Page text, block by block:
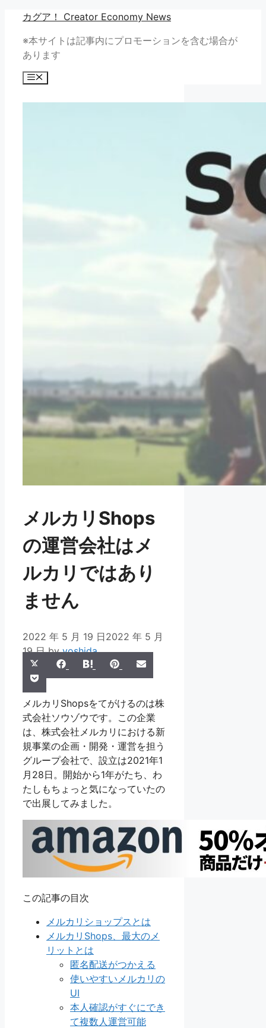
カグア！ Creator Economy News
※本サイトは記事内にプロモーションを含む場合が
あります
メ
メルカリShops
の運営会社はメ
ルカリではあり
ません
2022 年 5 月 19 日2022 年 5 月
19 日 byyoshida
Share
on
(Twitter)
Share
on
Facebook
Share
on
Hatena Share
on
PinterestShare
on
Share
on
Pocket
メルカリShopsをてがけるのは株
式会社ソウゾウです。この企業
は、株式会社メルカリにおける新
規事業の企画・開発・運営を担う
グループ会社で、設立は2021年1
月28日。開始から1年がたち、わ
たしもちょっと気になっていたの
で出展してみました。
この記事の目次
メルカリショップスとは
メルカリShops、最大のメ
リットとは
匿名配送がつかえる
使いやすいメルカリの
UI
本人確認がすぐにでき
て複数人運営可能